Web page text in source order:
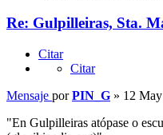
Re: Gulpilleiras, Sta.
Citar
Citar
Mensaje porPIN_G » 12
"En Gulpilleiras atópase o